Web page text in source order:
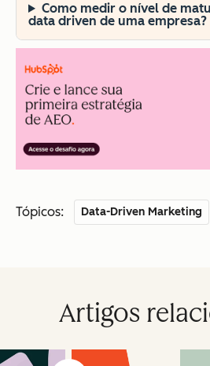
Como medir o nível de
data driven de uma empresa?
Tópicos: Data-Driven Marketing
Artigos